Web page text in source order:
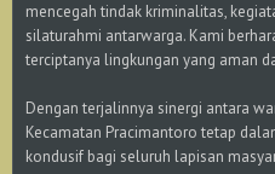
mencegah tindak kriminalitas,
silaturahmi antarwarga. Kami
terciptanya lingkungan yang aman
Dengan terjalinnya sinergi antara
Kecamatan Pracimantoro tetap
kondusif bagi seluruh lapisan